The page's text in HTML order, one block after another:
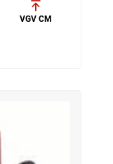
VGV CM